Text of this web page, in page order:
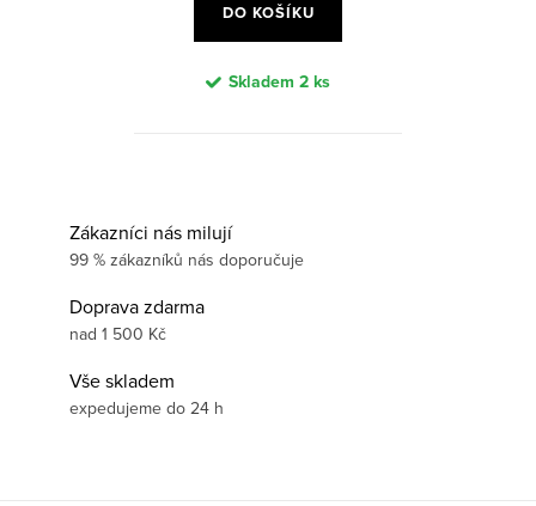
DO KOŠÍKU
Skladem 2 ks
Zákazníci nás milují
99 % zákazníků nás doporučuje
Doprava zdarma
nad 1 500 Kč
Vše skladem
expedujeme do 24 h